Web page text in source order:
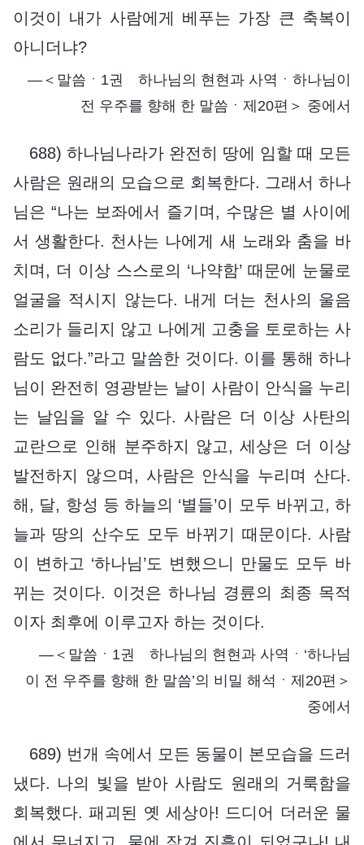
이것이 내가 사람에게 베푸는 가장 큰 축복이
아니더냐?
―＜말씀ㆍ1권 하나님의 현현과 사역ㆍ하나님이
전 우주를 향해 한 말씀ㆍ제20편＞ 중에서
688) 하나님나라가 완전히 땅에 임할 때 모든
사람은 원래의 모습으로 회복한다. 그래서 하나
님은 “나는 보좌에서 즐기며, 수많은 별 사이에
서 생활한다. 천사는 나에게 새 노래와 춤을 바
치며, 더 이상 스스로의 ‘나약함’ 때문에 눈물로
얼굴을 적시지 않는다. 내게 더는 천사의 울음
소리가 들리지 않고 나에게 고충을 토로하는 사
람도 없다.”라고 말씀한 것이다. 이를 통해 하나
님이 완전히 영광받는 날이 사람이 안식을 누리
는 날임을 알 수 있다. 사람은 더 이상 사탄의
교란으로 인해 분주하지 않고, 세상은 더 이상
발전하지 않으며, 사람은 안식을 누리며 산다.
해, 달, 항성 등 하늘의 ‘별들’이 모두 바뀌고, 하
늘과 땅의 산수도 모두 바뀌기 때문이다. 사람
이 변하고 ‘하나님’도 변했으니 만물도 모두 바
뀌는 것이다. 이것은 하나님 경륜의 최종 목적
이자 최후에 이루고자 하는 것이다.
―＜말씀ㆍ1권 하나님의 현현과 사역ㆍ‘하나님
이 전 우주를 향해 한 말씀’의 비밀 해석ㆍ제20편＞
중에서
689) 번개 속에서 모든 동물이 본모습을 드러
냈다. 나의 빛을 받아 사람도 원래의 거룩함을
회복했다. 패괴된 옛 세상아! 드디어 더러운 물
에서 무너지고, 물에 잠겨 진흙이 되었구나! 내